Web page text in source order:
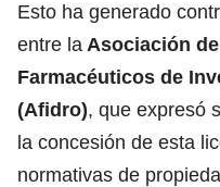
Esto ha generado
entre la Asociación
Farmacéuticos de
(Afidro), que expresó
la concesión de esta
normativas de